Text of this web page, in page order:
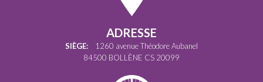
ADRESSE
SIÈGE: 1260 avenue Théodore Aubanel
84500 BOLLÈNE CS 20099